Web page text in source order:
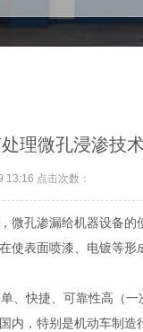
理微孔浸渗技
13:16 点击次数：
孔渗漏给机器设备
使表面喷漆、电镀等形
快捷、可靠性高（
，特别是机动车制